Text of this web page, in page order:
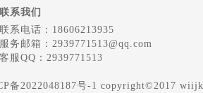
联系我们
联系电话：18606213935
服务邮箱：2939771513@qq.com
客服QQ：2939771513
备2022048187号-1 copyright©2017